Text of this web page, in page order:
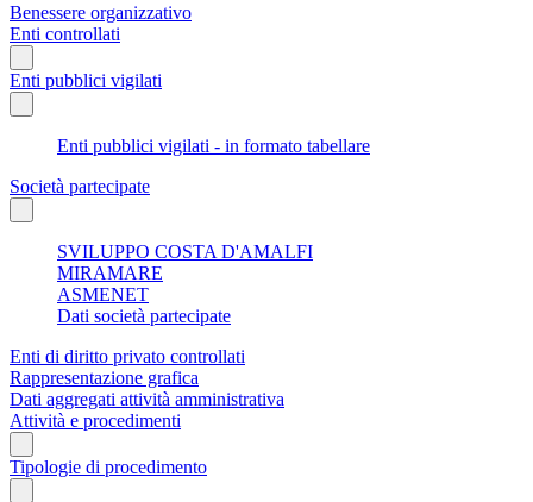
Benessere organizzativo
Enti controllati
Enti pubblici vigilati
Enti pubblici vigilati - in formato tabellare
Società partecipate
SVILUPPO COSTA D'AMALFI
MIRAMARE
ASMENET
Dati società partecipate
Enti di diritto privato controllati
Rappresentazione grafica
Dati aggregati attività amministrativa
Attività e procedimenti
Tipologie di procedimento